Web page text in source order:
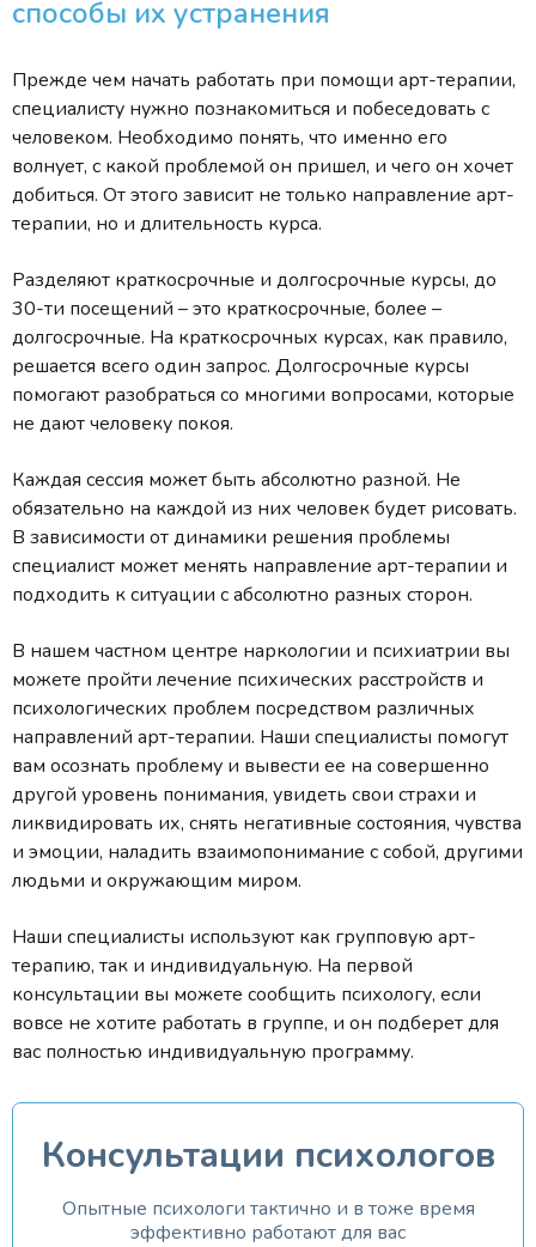
способы их устранения
Прежде чем начать работать при помощи арт-терапии,
специалисту нужно познакомиться и побеседовать с
человеком. Необходимо понять, что именно его
волнует, с какой проблемой он пришел, и чего он хочет
добиться. От этого зависит не только направление арт-
терапии, но и длительность курса.
Разделяют краткосрочные и долгосрочные курсы, до
30-ти посещений – это краткосрочные, более –
долгосрочные. На краткосрочных курсах, как правило,
решается всего один запрос. Долгосрочные курсы
помогают разобраться со многими вопросами, которые
не дают человеку покоя.
Каждая сессия может быть абсолютно разной. Не
обязательно на каждой из них человек будет рисовать.
В зависимости от динамики решения проблемы
специалист может менять направление арт-терапии и
подходить к ситуации с абсолютно разных сторон.
В нашем частном центре наркологии и психиатрии вы
можете пройти лечение психических расстройств и
психологических проблем посредством различных
направлений арт-терапии. Наши специалисты помогут
вам осознать проблему и вывести ее на совершенно
другой уровень понимания, увидеть свои страхи и
ликвидировать их, снять негативные состояния, чувства
и эмоции, наладить взаимопонимание с собой, другими
людьми и окружающим миром.
Наши специалисты используют как групповую арт-
терапию, так и индивидуальную. На первой
консультации вы можете сообщить психологу, если
вовсе не хотите работать в группе, и он подберет для
вас полностью индивидуальную программу.
Консультации психологов
Опытные психологи тактично и в тоже время
эффективно работают для вас